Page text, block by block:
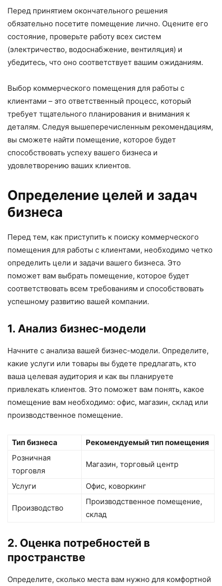
Перед принятием окончательного решения
обязательно посетите помещение лично. Оцените его
состояние, проверьте работу всех систем
(электричество, водоснабжение, вентиляция) и
убедитесь, что оно соответствует вашим ожиданиям.
Выбор коммерческого помещения для работы с
клиентами – это ответственный процесс, который
требует тщательного планирования и внимания к
деталям. Следуя вышеперечисленным рекомендациям,
вы сможете найти помещение, которое будет
способствовать успеху вашего бизнеса и
удовлетворению ваших клиентов.
Определение целей и задач
бизнеса
Перед тем, как приступить к поиску коммерческого
помещения для работы с клиентами, необходимо четко
определить цели и задачи вашего бизнеса. Это
поможет вам выбрать помещение, которое будет
соответствовать всем требованиям и способствовать
успешному развитию вашей компании.
1. Анализ бизнес-модели
Начните с анализа вашей бизнес-модели. Определите,
какие услуги или товары вы будете предлагать, кто
ваша целевая аудитория и как вы планируете
привлекать клиентов. Это поможет вам понять, какое
помещение вам необходимо: офис, магазин, склад или
производственное помещение.
Тип бизнеса
Рекомендуемый тип помещения
Розничная
торговля
Магазин, торговый центр
Услуги Офис, коворкинг
Производство
Производственное помещение,
склад
2. Оценка потребностей в
пространстве
Определите, сколько места вам нужно для комфортной